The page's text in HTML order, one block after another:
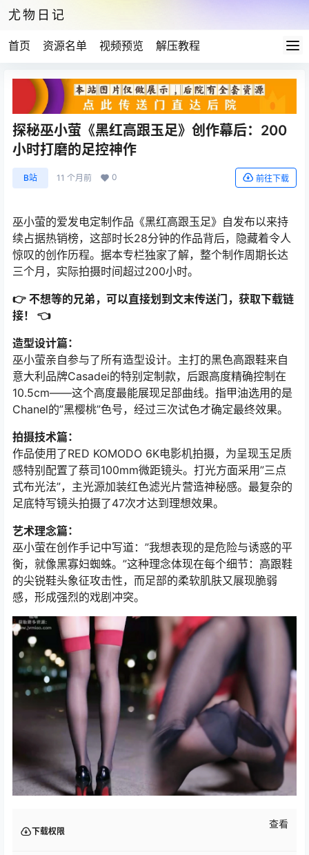
尤物日记
首页 资源名单 视频预览 解压教程
探秘巫小萤《黑红高跟玉足》创作幕后：200
小时打磨的足控神作
B站 11 个月前 0 前往下载
巫小萤的爱发电定制作品《黑红高跟玉足》自发布以来持
续占据热销榜，这部时长28分钟的作品背后，隐藏着令人
惊叹的创作历程。据本专栏独家了解，整个制作周期长达
三个月，实际拍摄时间超过200小时。
👉 不想等的兄弟，可以直接划到文末传送门，获取下载链
接！ 👈
造型设计篇：
巫小萤亲自参与了所有造型设计。主打的黑色高跟鞋来自
意大利品牌Casadei的特别定制款，后跟高度精确控制在
10.5cm——这个高度最能展现足部曲线。指甲油选用的是
Chanel的”黑樱桃”色号，经过三次试色才确定最终效果。
拍摄技术篇：
作品使用了RED KOMODO 6K电影机拍摄，为呈现玉足质
感特别配置了蔡司100mm微距镜头。打光方面采用”三点
式布光法”，主光源加装红色滤光片营造神秘感。最复杂的
足底特写镜头拍摄了47次才达到理想效果。
艺术理念篇：
巫小萤在创作手记中写道：”我想表现的是危险与诱惑的平
衡，就像黑寡妇蜘蛛。”这种理念体现在每个细节：高跟鞋
的尖锐鞋头象征攻击性，而足部的柔软肌肤又展现脆弱
感，形成强烈的戏剧冲突。
下载权限
查看